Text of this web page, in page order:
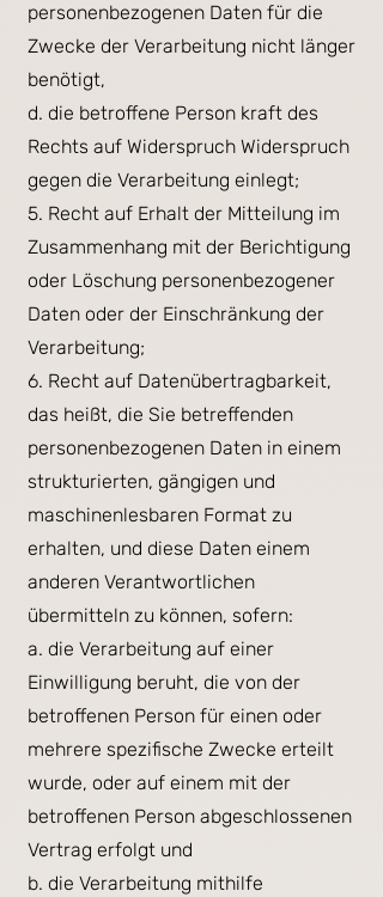
personenbezogenen Daten für die
Zwecke der Verarbeitung nicht länger
benötigt,
d. die betroffene Person kraft des
Rechts auf Widerspruch Widerspruch
gegen die Verarbeitung einlegt;
5. Recht auf Erhalt der Mitteilung im
Zusammenhang mit der Berichtigung
oder Löschung personenbezogener
Daten oder der Einschränkung der
Verarbeitung;
6. Recht auf Datenübertragbarkeit,
das heißt, die Sie betreffenden
personenbezogenen Daten in einem
strukturierten, gängigen und
maschinenlesbaren Format zu
erhalten, und diese Daten einem
anderen Verantwortlichen
übermitteln zu können, sofern:
a. die Verarbeitung auf einer
Einwilligung beruht, die von der
betroffenen Person für einen oder
mehrere spezifische Zwecke erteilt
wurde, oder auf einem mit der
betroffenen Person abgeschlossenen
Vertrag erfolgt und
b. die Verarbeitung mithilfe